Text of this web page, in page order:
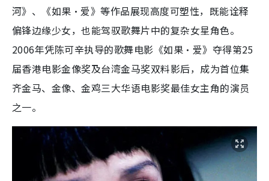
河》、《如果·爱》等作品展现高度可塑性，既能诠释
偏锋边缘少女，也能驾驭歌舞片中的复杂女星角色。
2006年凭陈可辛执导的歌舞电影《如果·爱》夺得第25
届香港电影金像奖及台湾金马奖双料影后，成为首位集
齐金马、金像、金鸡三大华语电影奖最佳女主角的演员
之一。